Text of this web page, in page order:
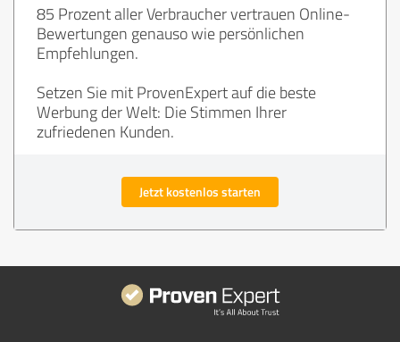
85 Prozent aller Verbraucher vertrauen Online-
Bewertungen genauso wie persönlichen
Empfehlungen.
Setzen Sie mit ProvenExpert auf die beste
Werbung der Welt: Die Stimmen Ihrer
zufriedenen Kunden.
Jetzt kostenlos starten